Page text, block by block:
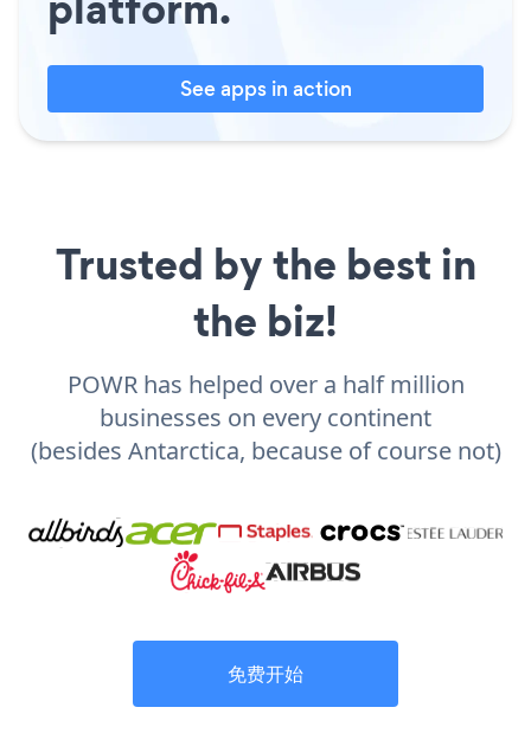
See apps in action
Trusted by the best in
the biz!
POWR has helped over a half million
businesses on every continent
(besides Antarctica, because of course not)
免费开始